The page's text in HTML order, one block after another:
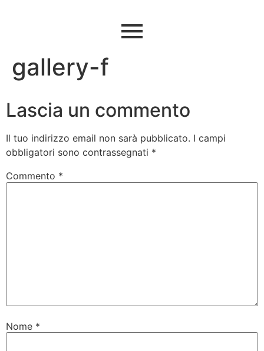
gallery-f
Lascia un commento
Il tuo indirizzo email non sarà pubblicato. I campi
obbligatori sono contrassegnati *
Commento *
Nome *